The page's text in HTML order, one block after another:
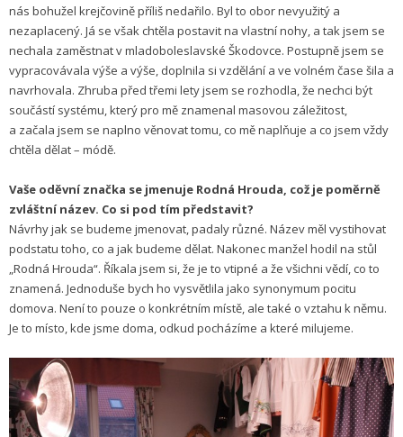
nás bohužel krejčovině příliš nedařilo. Byl to obor nevyužitý a
nezaplacený. Já se však chtěla postavit na vlastní nohy, a tak jsem se
nechala zaměstnat v mladoboleslavské Škodovce. Postupně jsem se
vypracovávala výše a výše, doplnila si vzdělání a ve volném čase šila a
navrhovala. Zhruba před třemi lety jsem se rozhodla, že nechci být
součástí systému, který pro mě znamenal masovou záležitost,
a začala jsem se naplno věnovat tomu, co mě naplňuje a co jsem vždy
chtěla dělat – módě.
Vaše oděvní značka se jmenuje Rodná Hrouda, což je poměrně
zvláštní název. Co si pod tím představit?
Návrhy jak se budeme jmenovat, padaly různé. Název měl vystihovat
podstatu toho, co a jak budeme dělat. Nakonec manžel hodil na stůl
„Rodná Hrouda“. Říkala jsem si, že je to vtipné a že všichni vědí, co to
znamená. Jednoduše bych ho vysvětlila jako synonymum pocitu
domova. Není to pouze o konkrétním místě, ale také o vztahu k němu.
Je to místo, kde jsme doma, odkud pocházíme a které milujeme.